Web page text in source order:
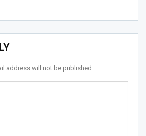
address will not be published.